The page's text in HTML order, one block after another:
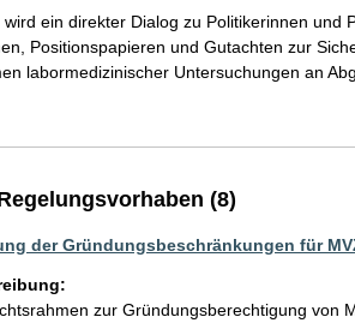
wird ein direkter Dialog zu Politikerinnen und
Positionspapieren und Gutachten zur
labormedizinischer Untersuchungen an
(8)
der Gründungsbeschränkungen für
zur Gründungsberechtigung von